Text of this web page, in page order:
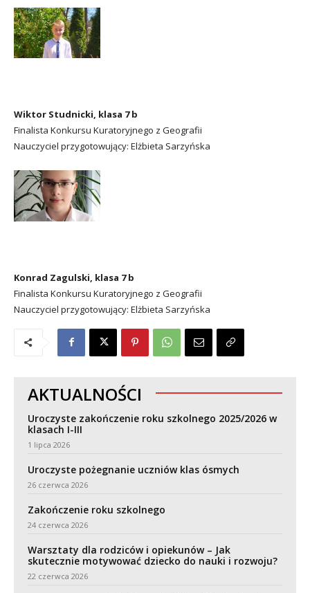
Wiktor Studnicki, klasa 7 b
Finalista Konkursu Kuratoryjnego z Geografii
Nauczyciel przygotowujący: Elżbieta Sarzyńska
Konrad Zagulski, klasa 7 b
Finalista Konkursu Kuratoryjnego z Geografii
Nauczyciel przygotowujący: Elżbieta Sarzyńska
AKTUALNOŚCI
Uroczyste zakończenie roku szkolnego 2025/2026 w
klasach I-III
1 lipca 2026
Uroczyste pożegnanie uczniów klas ósmych
26 czerwca 2026
Zakończenie roku szkolnego
24 czerwca 2026
Warsztaty dla rodziców i opiekunów – Jak
skutecznie motywować dziecko do nauki i rozwoju?
22 czerwca 2026